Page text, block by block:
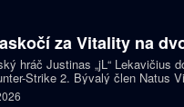
za Vitality na
hráč Justinas „jL“ Lekavičius
Strike 2. Bývalý člen Natus
Open Porto a PGL Masters